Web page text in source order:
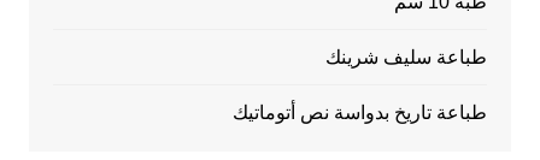
طباعة سليف شرينك
طباعة تاريخ بدواسة نص أتوماتيك